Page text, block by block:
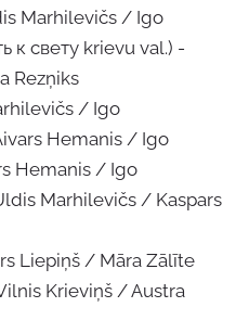
Marhilevičs / Igo
к свету krievu val.) -
Rezņiks
/ Igo
Hemanis / Igo
Hemanis / Igo
Marhilevičs / Kaspars
Liepiņš / Māra Zālīte
Krieviņš / Austra